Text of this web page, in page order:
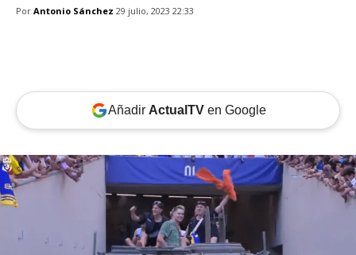
Por Antonio Sánchez 29 julio, 2023 22:33
Añadir ActualTVen Google